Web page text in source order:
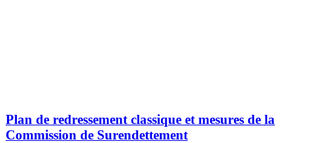
Plan de redressement classique et mesures de la
Commission de Surendettement